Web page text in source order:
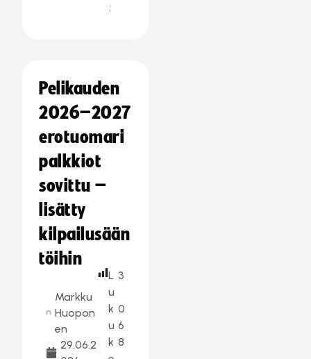
:
Pelikauden
2026–2027
erotuomari
palkkiot
sovittu –
lisätty
kilpailusään
töihin
Markku
Huopon
en
29.06.2
L
u
k
u
k
3
0
6
8